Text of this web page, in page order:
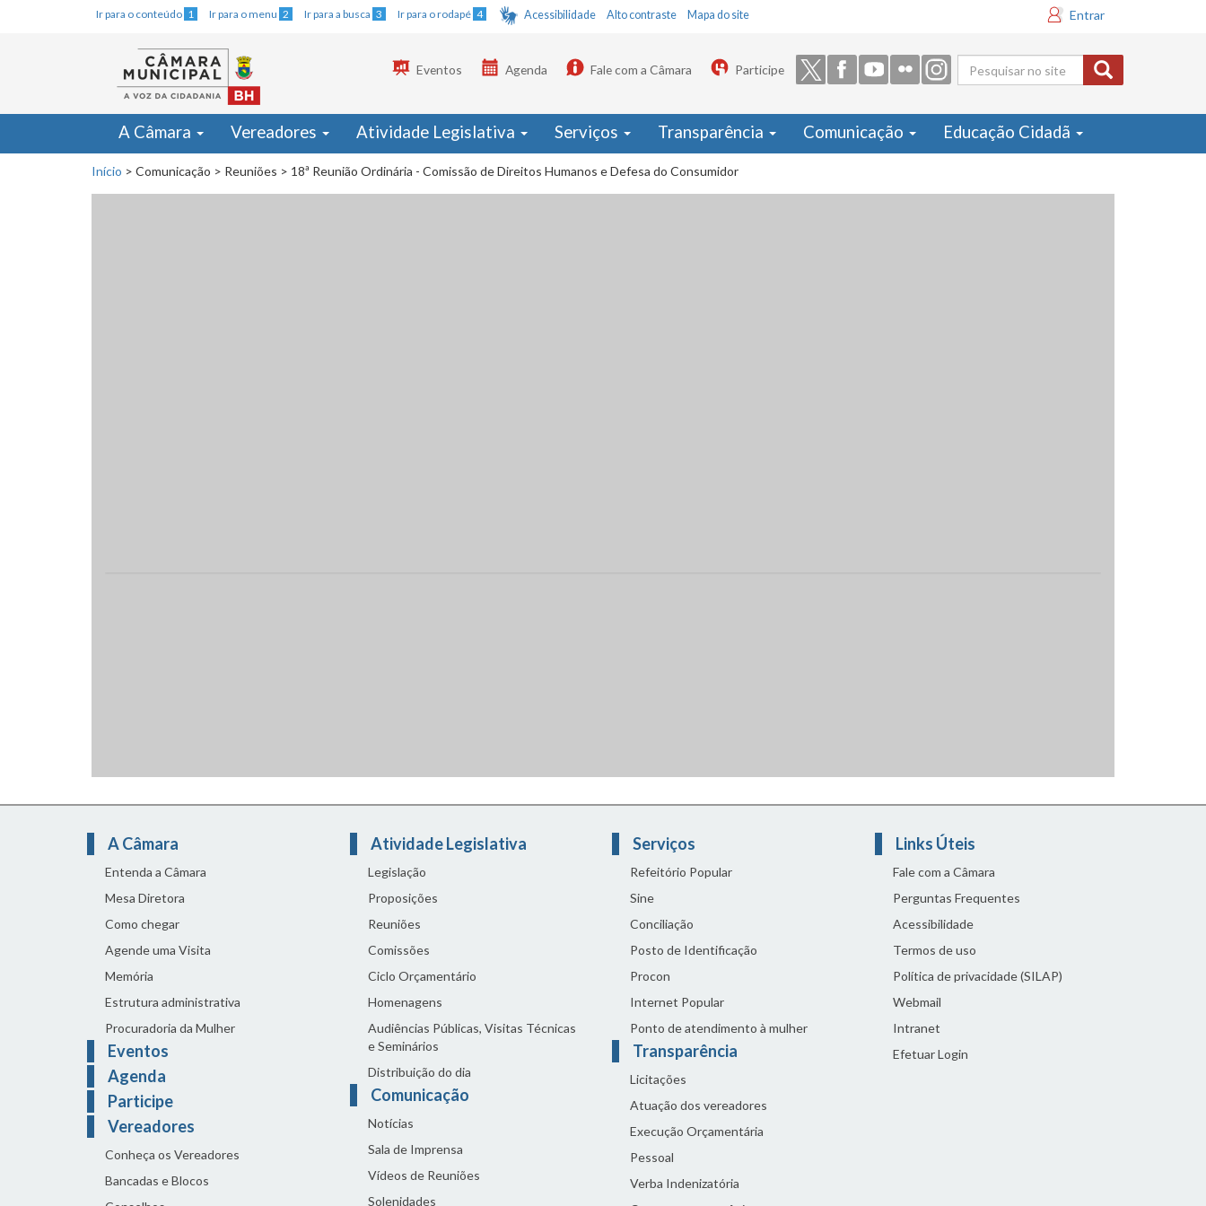
Ir para o conteúdo 1 Ir para o menu 2 Ir para a busca 3 Ir para o rodapé 4 Acessibilidade Alto contraste Mapa do site Entrar
Formulário
de busca
Eventos Agenda Fale com a Câmara Participe
A Câmara Vereadores Atividade Legislativa Serviços Transparência Comunicação Educação Cidadã
Início > Comunicação > Reuniões > 18ª Reunião Ordinária - Comissão de Direitos Humanos e Defesa do Consumidor
A Câmara
Entenda a Câmara
Mesa Diretora
Como chegar
Agende uma Visita
Memória
Estrutura administrativa
Procuradoria da Mulher
Eventos
Agenda
Participe
Vereadores
Conheça os Vereadores
Bancadas e Blocos
Atividade Legislativa
Legislação
Proposições
Reuniões
Comissões
Ciclo Orçamentário
Homenagens
Audiências Públicas, Visitas Técnicas
e Seminários
Distribuição do dia
Comunicação
Notícias
Sala de Imprensa
Vídeos de Reuniões
Solenidades
Serviços
Refeitório Popular
Sine
Conciliação
Posto de Identificação
Procon
Internet Popular
Ponto de atendimento à mulher
Transparência
Licitações
Atuação dos vereadores
Execução Orçamentária
Pessoal
Verba Indenizatória
Links Úteis
Fale com a Câmara
Perguntas Frequentes
Acessibilidade
Termos de uso
Política de privacidade (SILAP)
Webmail
Intranet
Efetuar Login